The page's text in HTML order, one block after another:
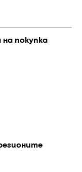
покупка